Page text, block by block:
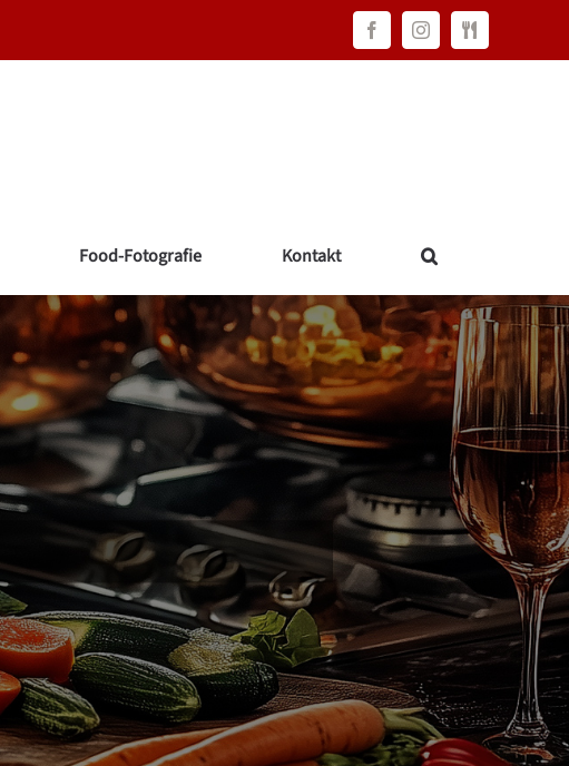
FacebookInstagramFAWC
Consulting
Food-Fotografie Kontakt